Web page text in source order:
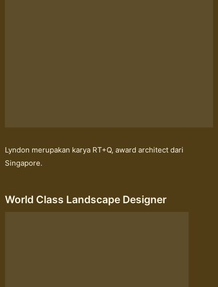
Lyndon merupakan karya RT+Q, award architect dari
Singapore.
World Class Landscape Designer